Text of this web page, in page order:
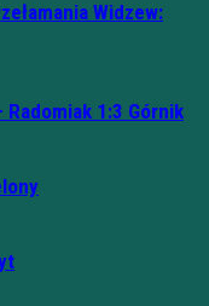
Widzew:
1:3 Górnik